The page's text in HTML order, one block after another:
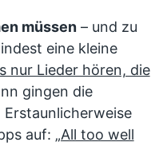
müssen– und zu
eine kleine
nur Lieder hören, die
gingen die
auf: „All too well